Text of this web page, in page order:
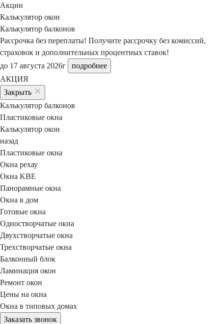
Акции
Калькулятор окон
Калькулятор балконов
Рассрочка без переплаты! Получите рассрочку без комиссий,
страховок и дополнительных процентных ставок!
до 17 августа 2026г
подробнее
АКЦИЯ
Закрыть
Калькулятор балконов
Пластиковые окна
Калькулятор окон
назад
Пластиковые окна
Окна рехау
Окна KBE
Панорамные окна
Окна в дом
Готовые окна
Одностворчатые окна
Двухстворчатые окна
Трехстворчатые окна
Балконный блок
Ламинация окон
Ремонт окон
Цены на окна
Окна в типовых домах
Заказать звонок